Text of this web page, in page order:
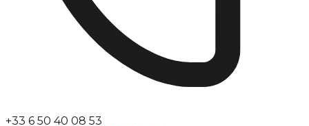
+33 6 50 40 08 53